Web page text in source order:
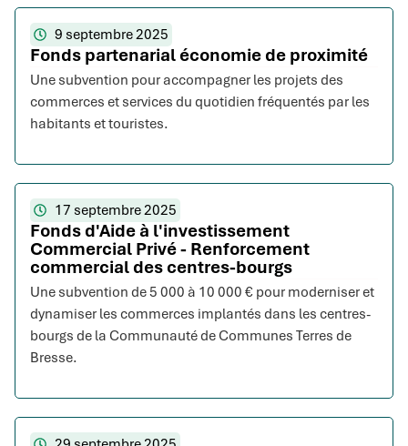
9 septembre 2025
Fonds partenarial économie de proximité
Une subvention pour accompagner les projets des
commerces et services du quotidien fréquentés par les
habitants et touristes.
17 septembre 2025
Fonds d'Aide à l'investissement
Commercial Privé - Renforcement
commercial des centres-bourgs
Une subvention de 5 000 à 10 000 € pour moderniser et
dynamiser les commerces implantés dans les centres-
bourgs de la Communauté de Communes Terres de
Bresse.